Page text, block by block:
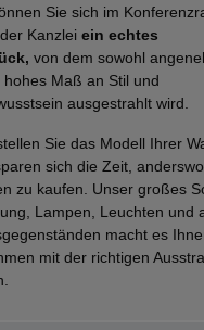
Sie sich im
Kanzlei ein echtes
von dem sowohl
Maß an Stil und
ausgestrahlt wird.
Sie das Modell Ihrer
sich die Zeit,
zu kaufen. Unser großes
Lampen, Leuchten und
macht es
mit der richtigen